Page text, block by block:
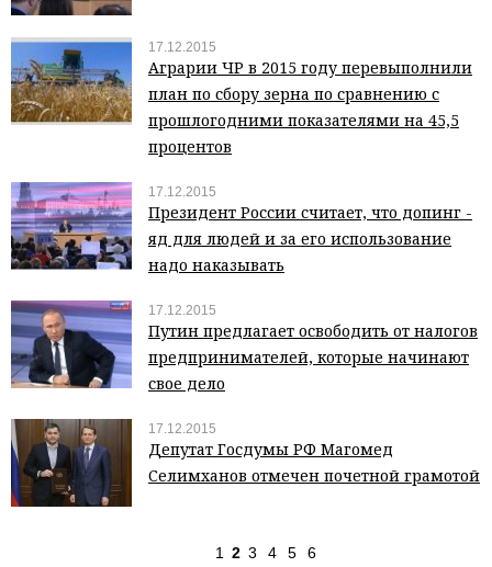
17.12.2015
Аграрии ЧР в 2015 году перевыполнили
план по сбору зерна по сравнению с
прошлогодними показателями на 45,5
процентов
17.12.2015
Президент России считает, что допинг -
яд для людей и за его использование
надо наказывать
17.12.2015
Путин предлагает освободить от налогов
предпринимателей, которые начинают
свое дело
17.12.2015
Депутат Госдумы РФ Магомед
Селимханов отмечен почетной грамотой
1 2 3 4 5 6